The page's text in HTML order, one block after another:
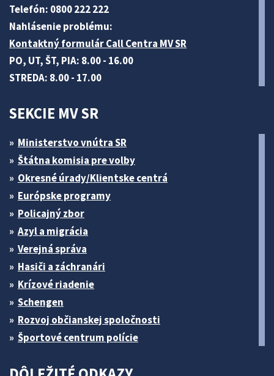
Telefón: 0800 222 222
Nahlásenie problému:
Kontaktný formulár Call Centra MV SR
PO, UT, ŠT, PIA: 8.00 - 16.00
STREDA: 8.00 - 17.00
SEKCIE MV SR
Ministerstvo vnútra SR
Štátna komisia pre volby
Okresné úrady/Klientske centrá
Európske programy
Policajný zbor
Azyl a migrácia
Verejná správa
Hasiči a záchranári
Krízové riadenie
Schengen
Rozvoj občianskej spoločnosti
Športové centrum polície